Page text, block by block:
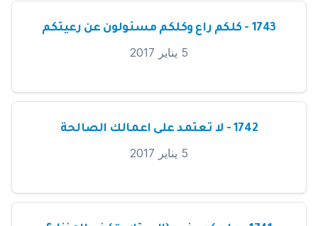
1743 - كلكم راع وكلكم مسئولون عن رعيتكم
5 يناير 2017
1742 - لا تعتمد على اعمالك الصالحة
5 يناير 2017